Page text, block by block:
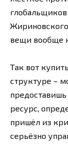
вещи вообще
Так вот
структуре –
ресурс,
пришёл из
серьёзно